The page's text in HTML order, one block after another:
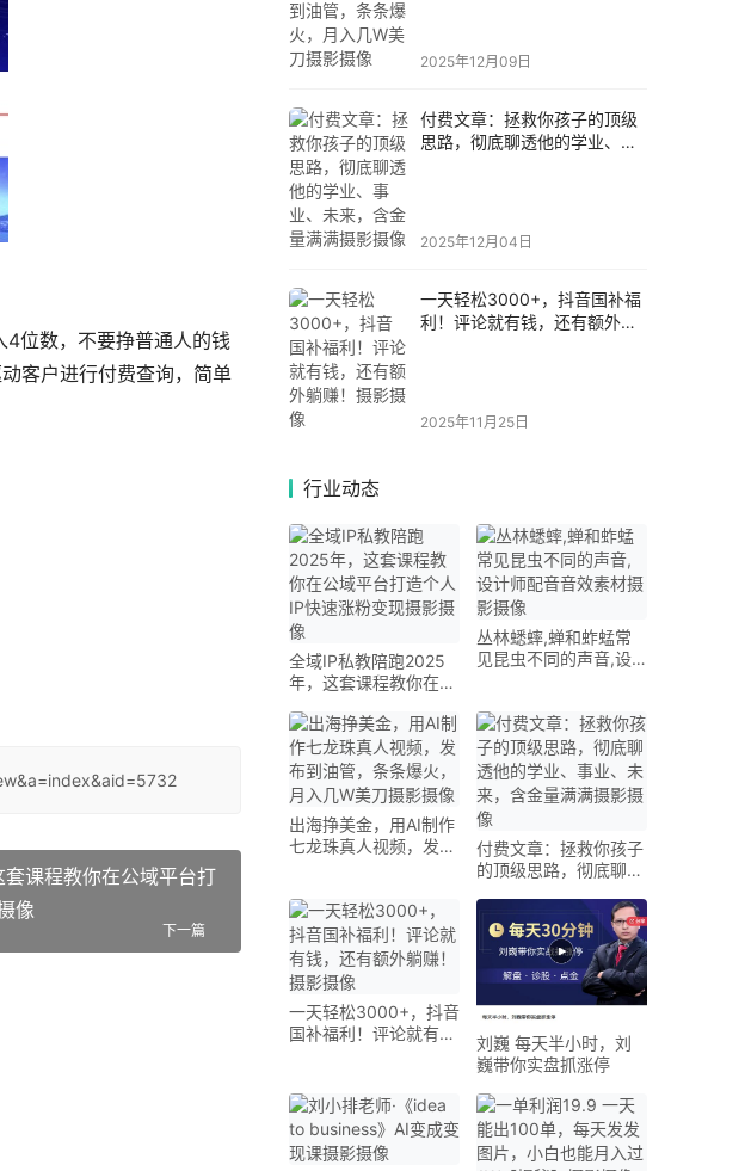
4位数，不要挣普通人的钱
客户进行付费查询，简单
课程教你在公域平台打
像
下一篇
2025年12月09日
付费文章：拯救你孩子的顶级
思路，彻底聊透他的学业、事
2025年12月04日
一天轻松3000+，抖音国补福
利！评论就有钱，还有额外躺
2025年11月25日
行业动态
全域IP私教陪跑2025
年，这套课程教你在公
涨粉变现摄影摄像
丛林蟋蟀,蝉和蚱蜢常
见昆虫不同的声音,设
出海挣美金，用AI制作
七龙珠真人视频，发布
付费文章：拯救你孩子
的顶级思路，彻底聊透
来，含金量满满摄影摄
像
一天轻松3000+，抖音
国补福利！评论就有
刘巍 每天半小时，刘
巍带你实盘抓涨停